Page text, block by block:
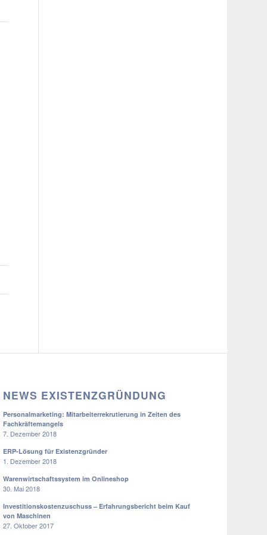
NEWS EXISTENZGRÜNDUNG
Personalmarketing: Mitarbeiterrekrutierung in Zeiten des
Fachkräftemangels
7. Dezember 2018
ERP-Lösung für Existenzgründer
1. Dezember 2018
Warenwirtschaftssystem im Onlineshop
30. Mai 2018
Investitionskostenzuschuss – Erfahrungsbericht beim Kauf
von Maschinen
27. Oktober 2017